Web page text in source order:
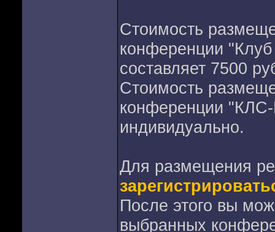
Стоимость
конференции
составляет 7500
Стоимость
конференции "КЛС-
индивидуально.
Для размещения
После этого вы
выбранных